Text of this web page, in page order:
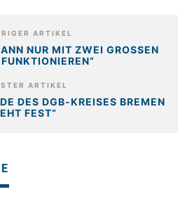
ARTIKEL
NUR MIT ZWEI GROSSEN T
ARTIKEL
DES DGB-KREISES BREMEN
FEST“